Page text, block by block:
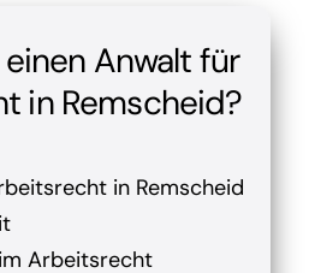
Anwalt für
in Remscheid?
in Remscheid
Arbeitsrecht